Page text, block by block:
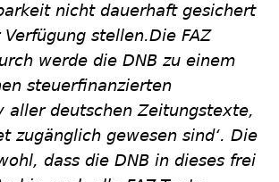
nicht dauerhaft gesichert
stellen.Die FAZ
werde die DNB zu einem
steuerfinanzierten
aller deutschen Zeitungstexte,
zugänglich gewesen sind‘. Die
dass die DNB in dieses frei